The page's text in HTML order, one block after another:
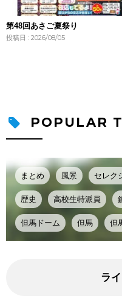
第48回あさご夏祭り
投稿日 : 2026/08/05
POPULAR
まとめ 風景 セレク
歴史 高校生特派員
但馬ドーム 但馬 但
ラ